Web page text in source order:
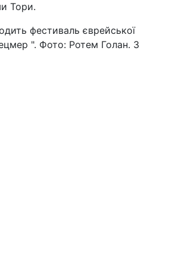
Тори.
фестиваль єврейської
". Фото: Ротем Голан. З